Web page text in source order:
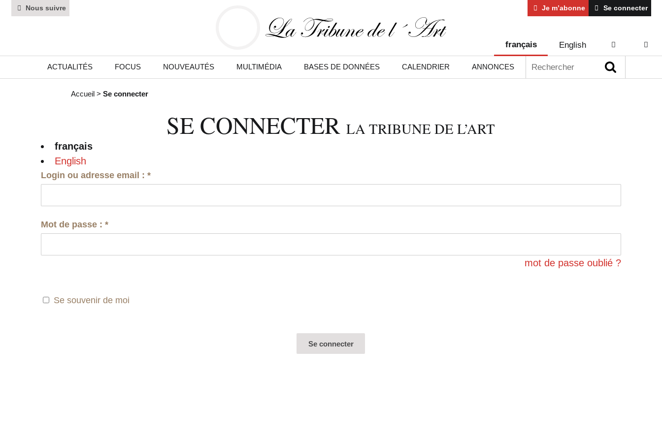
Nous suivre Je m’abonne Se connecter
ACTUALITÉS FOCUS NOUVEAUTÉS MULTIMÉDIA BASES DE DONNÉES CALENDRIER ANNONCES
français English AIDE
Accueil > Se connecter
SE CONNECTERLA TRIBUNE DE L’ART
français
English
Login ou adresse email :*
Mot de passe :*
mot de passe oublié ?
Se souvenir de moi